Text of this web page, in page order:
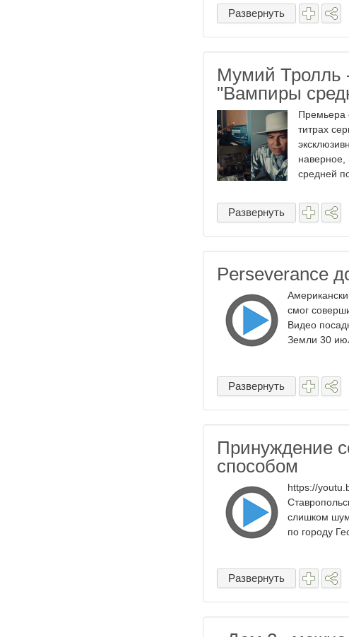
Развернуть
Мумий Тролль
"Вампиры
Премьера
титрах
наверное,
средней
Развернуть
Perseverance
смог
Видео
Земли 30
Развернуть
Принуждение
способом
https://
слишком
по городу
Развернуть